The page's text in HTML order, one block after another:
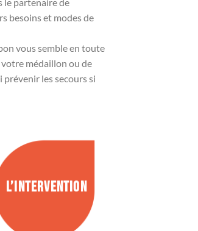
besoins et modes de
vous semble en toute
votre médaillon ou de
les secours si
L’INTERVENTION